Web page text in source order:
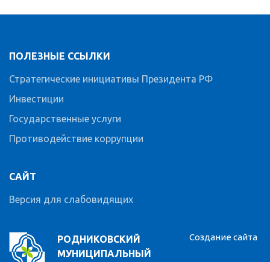
РОДНИКОВСКИЙ
МУНИЦИПАЛЬНЫЙ
ПОЛЕЗНЫЕ ССЫЛКИ
Стратегические инициативы Президента РФ
Инвестиции
Государственные услуги
Противодействие коррупции
САЙТ
Версия для слабовидящих
Создание сайта